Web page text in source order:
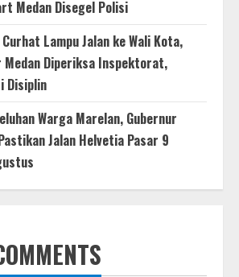
Medan Disegel Polisi
Lampu Jalan ke Wali Kota,
Medan Diperiksa Inspektorat,
Disiplin
Warga Marelan, Gubernur
Jalan Helvetia Pasar 9